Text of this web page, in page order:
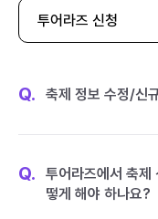
투어라즈 신청
Q. 축제 정보 수정/신
Q.
투어라즈에서 축제
떻게 해야 하나요?